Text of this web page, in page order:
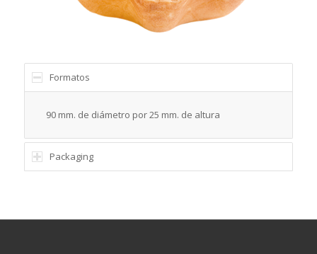
Formatos
90 mm. de diámetro por 25 mm. de altura
Packaging